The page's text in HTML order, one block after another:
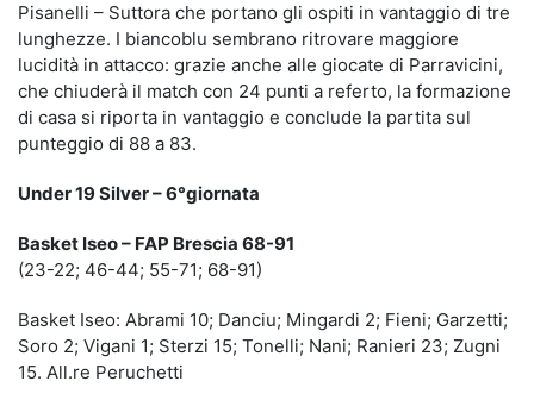
Pisanelli – Suttora che portano gli ospiti in vantaggio di tre
lunghezze. I biancoblu sembrano ritrovare maggiore
lucidità in attacco: grazie anche alle giocate di Parravicini,
che chiuderà il match con 24 punti a referto, la formazione
di casa si riporta in vantaggio e conclude la partita sul
punteggio di 88 a 83.
Under 19 Silver – 6°giornata
Basket Iseo – FAP Brescia 68-91
(23-22; 46-44; 55-71; 68-91)
Basket Iseo: Abrami 10; Danciu; Mingardi 2; Fieni; Garzetti;
Soro 2; Vigani 1; Sterzi 15; Tonelli; Nani; Ranieri 23; Zugni
15. All.re Peruchetti